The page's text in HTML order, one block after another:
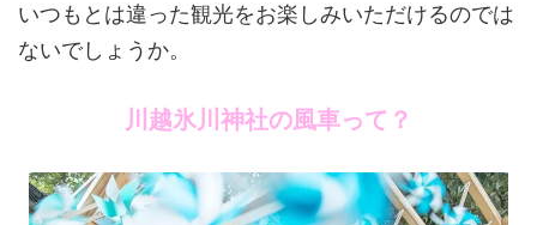
いつもとは違った観光をお楽しみいただけるのでは
ないでしょうか。
川越氷川神社の風車って？